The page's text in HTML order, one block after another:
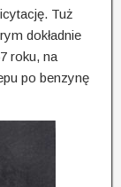
Tuż
dokładnie
roku, na
po benzynę